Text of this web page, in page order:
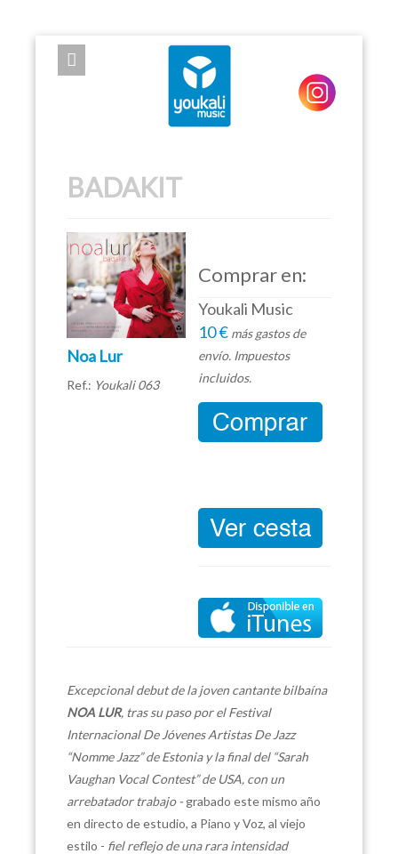
EXPOSE FRAMEWORK FOR JOOMLA 2.5 AND 3.0+
BADAKIT
Noa Lur
Ref.: Youkali 063
Comprar en:
Youkali Music
10 € más gastos de
envío. Impuestos
incluidos.
Excepcional debut de la joven cantante bilbaína
NOA LUR, tras su paso por el Festival
Internacional De Jóvenes Artistas De Jazz
“Nomme Jazz” de Estonia y la final del “Sarah
Vaughan Vocal Contest” de USA, con un
arrebatador trabajo -grabado este mismo año
en directo de estudio, a Piano y Voz, al viejo
estilo - fiel reflejo de una rara intensidad